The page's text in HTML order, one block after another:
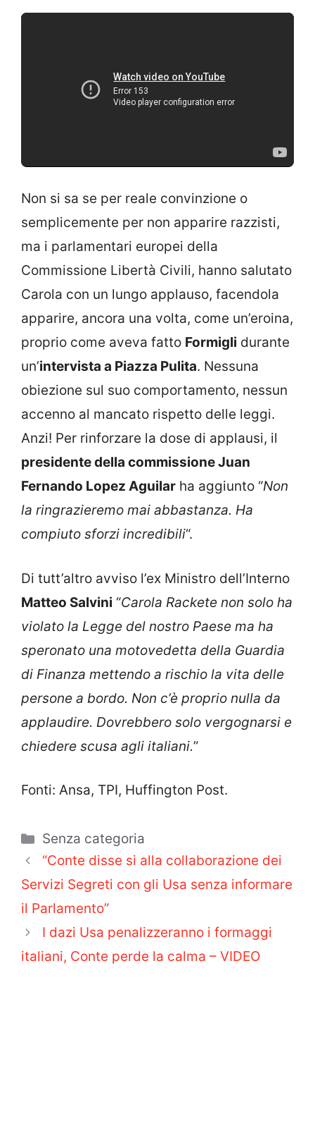
Non si sa se per reale convinzione o
semplicemente per non apparire razzisti,
ma i parlamentari europei della
Commissione Libertà Civili, hanno salutato
Carola con un lungo applauso, facendola
apparire, ancora una volta, come un’eroina,
proprio come aveva fatto Formigli durante
un’intervista a Piazza Pulita. Nessuna
obiezione sul suo comportamento, nessun
accenno al mancato rispetto delle leggi.
Anzi! Per rinforzare la dose di applausi, il
presidente della commissione Juan
Fernando Lopez Aguilar ha aggiunto “Non
la ringrazieremo mai abbastanza. Ha
compiuto sforzi incredibili“.
Di tutt’altro avviso l’ex Ministro dell’Interno
Matteo Salvini “Carola Rackete non solo ha
violato la Legge del nostro Paese ma ha
speronato una motovedetta della Guardia
di Finanza mettendo a rischio la vita delle
persone a bordo. Non c’è proprio nulla da
applaudire. Dovrebbero solo vergognarsi e
chiedere scusa agli italiani.”
Fonti: Ansa, TPI, Huffington Post.
Categorie
Senza categoria
“Conte disse si alla collaborazione dei
Servizi Segreti con gli Usa senza informare
il Parlamento”
I dazi Usa penalizzeranno i formaggi
italiani, Conte perde la calma – VIDEO